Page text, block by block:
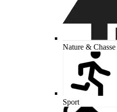
Nature & Chasse
Sport